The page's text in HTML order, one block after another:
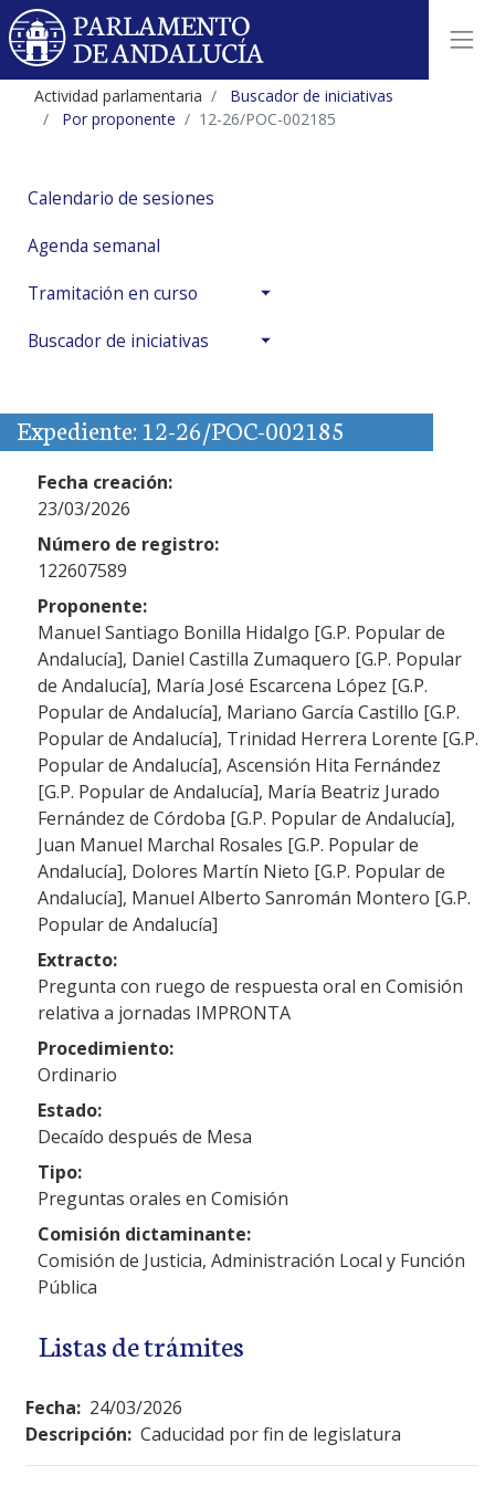
Actividad parlamentaria
Buscador de iniciativas
Por proponente
12-26/POC-002185
Calendario de sesiones
Agenda semanal
Tramitación en curso
Buscador de iniciativas
Expediente: 12-26/POC-002185
Fecha creación:
23/03/2026
Número de registro:
122607589
Proponente:
Manuel Santiago Bonilla Hidalgo [G.P. Popular de
Andalucía], Daniel Castilla Zumaquero [G.P. Popular
de Andalucía], María José Escarcena López [G.P.
Popular de Andalucía], Mariano García Castillo [G.P.
Popular de Andalucía], Trinidad Herrera Lorente [G.P.
Popular de Andalucía], Ascensión Hita Fernández
[G.P. Popular de Andalucía], María Beatriz Jurado
Fernández de Córdoba [G.P. Popular de Andalucía],
Juan Manuel Marchal Rosales [G.P. Popular de
Andalucía], Dolores Martín Nieto [G.P. Popular de
Andalucía], Manuel Alberto Sanromán Montero [G.P.
Popular de Andalucía]
Extracto:
Pregunta con ruego de respuesta oral en Comisión
relativa a jornadas IMPRONTA
Procedimiento:
Ordinario
Estado:
Decaído después de Mesa
Tipo:
Preguntas orales en Comisión
Comisión dictaminante:
Comisión de Justicia, Administración Local y Función
Pública
Listas de trámites
Fecha: 24/03/2026
Descripción: Caducidad por fin de legislatura